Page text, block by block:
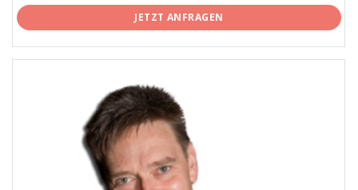
JETZT ANFRAGEN